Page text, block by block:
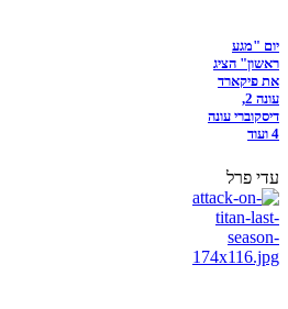
יום "מגע
ראשון" הציג
את פיקארד
עונה 2,
דיסקוברי עונה
4 ועוד
עדי פרל